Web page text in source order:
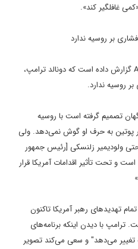
غافلگیر کند».
بر روسیه ندارد
در این رابطه، نشریه "ادونس" Advance گزارش داده است که دونالد ترامپ،
روسیه ندارد.
تصمیم گرفته است با روسیه
پوتین به حرف او گوش نمی‌دهد. ولی
ولودیمیر زلنسکی [رئیس جمهور
و تحت تأثیر اقدامات آمریکا قرار
تهدیدهای رهبر آمریکا تاکنون
با دیدن اینکه برنامه‌های
تغییر می‌دهد" و سعی می‌کند تصویر